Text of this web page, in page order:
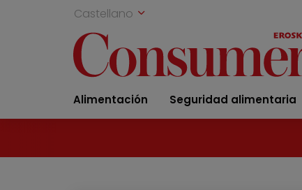
Castellano
Alimentación Seguridad alimentaria